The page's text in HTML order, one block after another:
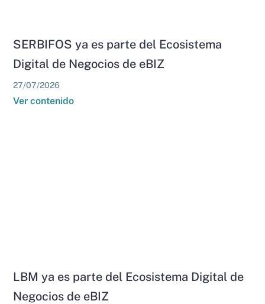
SERBIFOS ya es parte del Ecosistema
Digital de Negocios de eBIZ
27/07/2026
Ver contenido
LBM ya es parte del Ecosistema Digital de
Negocios de eBIZ